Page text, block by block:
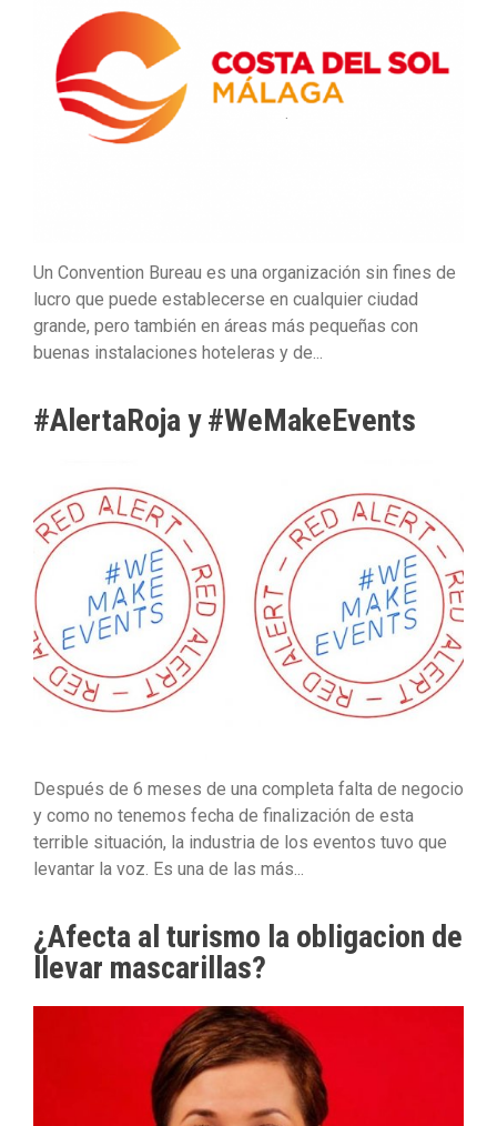
Un Convention Bureau es una organización sin fines de
lucro que puede establecerse en cualquier ciudad
grande, pero también en áreas más pequeñas con
buenas instalaciones hoteleras y de...
#AlertaRoja y #WeMakeEvents
Después de 6 meses de una completa falta de negocio
y como no tenemos fecha de finalización de esta
terrible situación, la industria de los eventos tuvo que
levantar la voz. Es una de las más...
¿Afecta al turismo la obligacion de
llevar mascarillas?